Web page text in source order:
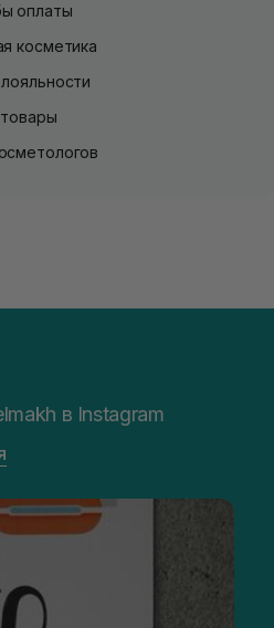
оплаты
косметика
в Instagram